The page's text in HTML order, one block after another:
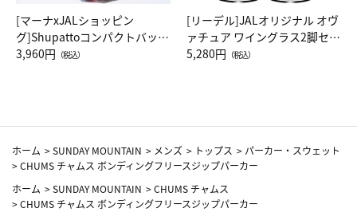
[マーナxJALショッピン
グ]Shupattoコンパクトバッグ
Drop JAL客室乗務員（LC）ス
3,960円 （税込）
[リーデル]JALオリジナル オヴ
ァチュア ワイングラス2脚セッ
ト（レッドワイン）
5,280円 （税込）
ホーム >SUNDAY MOUNTAIN > メンズ > トップス > パーカー・スウェット
>CHUMS チャムス ボンディングフリースジップパーカー
ホーム >SUNDAY MOUNTAIN >CHUMS チャムス
>CHUMS チャムス ボンディングフリースジップパーカー